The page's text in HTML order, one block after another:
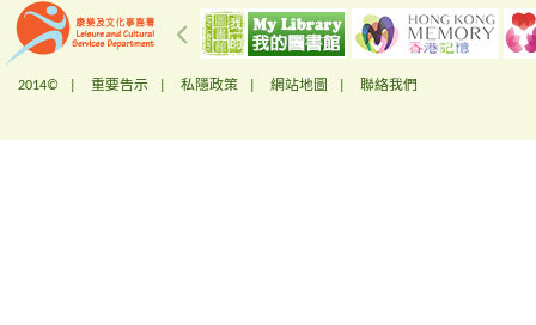
2014© | 重要告示 私隱政策 網站地圖 聯絡我們